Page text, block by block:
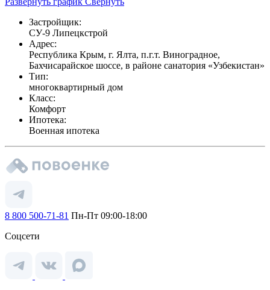
Застройщик:
СУ-9 Липецкстрой
Адрес:
Республика Крым, г. Ялта, п.г.т. Виноградное,
Бахчисарайское шоссе, в районе санатория «Узбекистан»
Тип:
многоквартирный дом
Класс:
Комфорт
Ипотека:
Военная ипотека
8 800 500-71-81 Пн-Пт 09:00-18:00
Соцсети